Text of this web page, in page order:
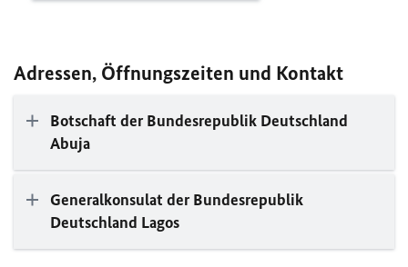
Adressen, Öffnungszeiten und Kontakt
Botschaft der Bundesrepublik Deutschland
Abuja
Generalkonsulat der Bundesrepublik
Deutschland Lagos